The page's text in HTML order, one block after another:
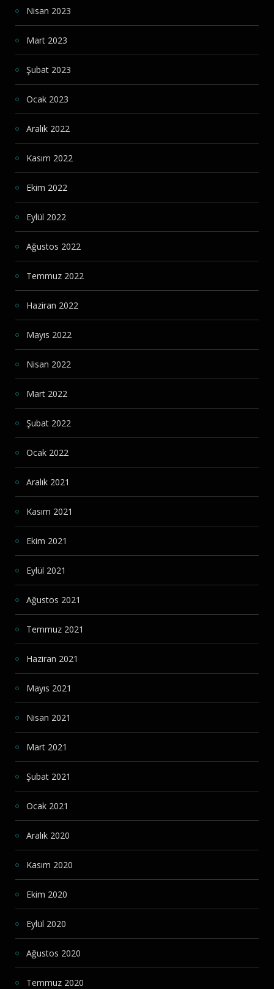
Nisan 2023
Mart 2023
Şubat 2023
Ocak 2023
Aralık 2022
Kasım 2022
Ekim 2022
Eylül 2022
Ağustos 2022
Temmuz 2022
Haziran 2022
Mayıs 2022
Nisan 2022
Mart 2022
Şubat 2022
Ocak 2022
Aralık 2021
Kasım 2021
Ekim 2021
Eylül 2021
Ağustos 2021
Temmuz 2021
Haziran 2021
Mayıs 2021
Nisan 2021
Mart 2021
Şubat 2021
Ocak 2021
Aralık 2020
Kasım 2020
Ekim 2020
Eylül 2020
Ağustos 2020
Temmuz 2020